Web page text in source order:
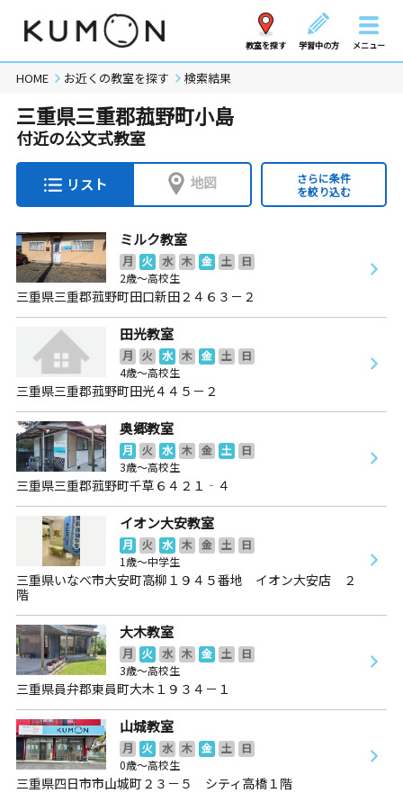
教室を探す 学習中の方 メニュー
HOME お近くの教室を探す 検索結果
三重県三重郡菰野町小島
付近の公文式教室
リスト 地図
さらに条件
を絞り込む
ミルク教室
月 火 水 木 金 土
日
2歳～高校生
三重県三重郡菰野町田口新田２４６３－２
田光教室
月 火 水 木 金 土
日
4歳～高校生
三重県三重郡菰野町田光４４５－２
奥郷教室
月 火 水 木 金 土
日
3歳～高校生
三重県三重郡菰野町千草６４２１‐４
イオン大安教室
月 火 水 木 金 土
日
1歳～中学生
三重県いなべ市大安町高柳１９４５番地 イオン大安店 ２
階
大木教室
月 火 水 木 金 土
日
3歳～高校生
三重県員弁郡東員町大木１９３４－１
山城教室
月 火 水 木 金 土
日
0歳～高校生
三重県四日市市山城町２３－５ シティ高橋１階